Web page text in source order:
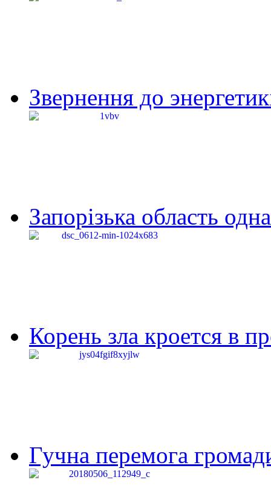
Звернення до
Запорізька область
Корень зла кроется в
Гучна перемога